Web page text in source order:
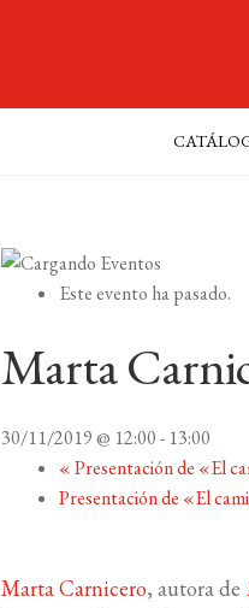
Este evento ha pasado.
Marta
30/11/2019 @ 12:00- 13:00
«Presentación de «El
Presentación de «El
Marta Carnicero, autora de